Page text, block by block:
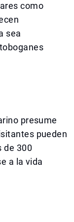
como
sea
presume
pueden
de 300
a la vida